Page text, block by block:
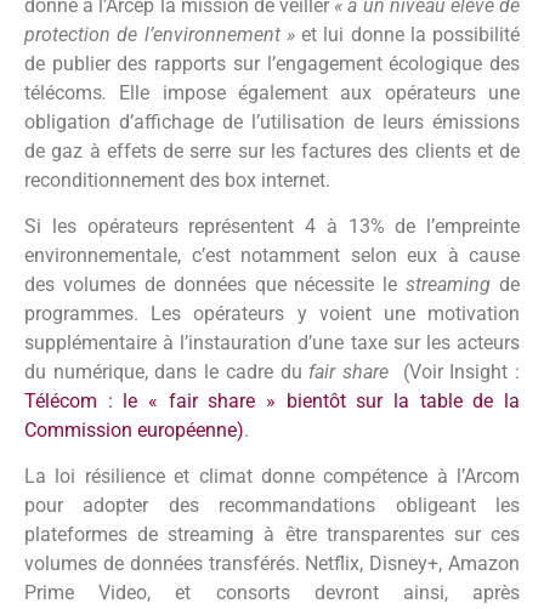
donné à l’Arcep la mission de veiller « à un niveau élevé de
protection de l’environnement » et lui donne la possibilité
de publier des rapports sur l’engagement écologique des
télécoms. Elle impose également aux opérateurs une
obligation d’affichage de l’utilisation de leurs émissions
de gaz à effets de serre sur les factures des clients et de
reconditionnement des box internet.
Si les opérateurs représentent 4 à 13% de l’empreinte
environnementale, c’est notamment selon eux à cause
des volumes de données que nécessite lestreaming de
programmes. Les opérateurs y voient une motivation
supplémentaire à l’instauration d’une taxe sur les acteurs
du numérique, dans le cadre du fair share (Voir Insight :
Télécom : le « fair share » bientôt sur la table de la
Commission européenne).
La loi résilience et climat donne compétence à l’Arcom
pour adopter des recommandations obligeant les
plateformes de streaming à être transparentes sur ces
volumes de données transférés. Netflix, Disney+, Amazon
Prime Video, et consorts devront ainsi, après